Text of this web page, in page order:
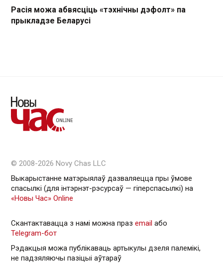
Расія можа абвясціць «тэхнічны дэфолт» па
прыкладзе Беларусі
© 2008-2026 Novy Chas LLC
Выкарыстанне матэрыялаў дазваляецца пры ўмове
спасылкі (для інтэрнэт-рэсурсаў — гiперспасылкi) на
«Новы Час» Online
Скантактавацца з намі можна праз email або
Telegram-бот
Рэдакцыя можа публікаваць артыкулы дзеля палемікі,
не падзяляючы пазіцыі аўтараў